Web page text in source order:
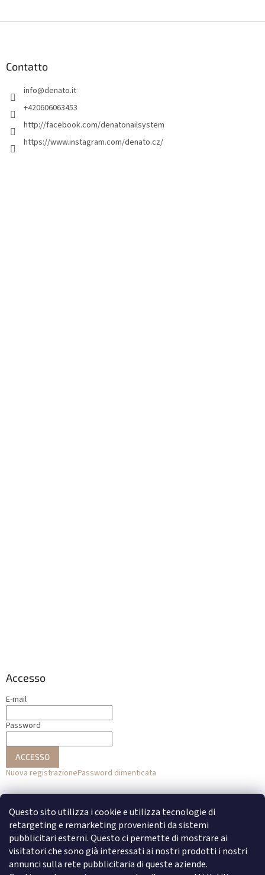
Questo sito utilizza i cookie e utilizza tecnologie di
retargeting e remarketing provenienti da sistemi
pubblicitari esterni. Questo ci permette di mostrare ai
visitatori che sono già interessati ai nostri prodotti i nostri
annunci sulla rete pubblicitaria di queste aziende.
Contatto
info@denato.it
+420606063453
http://facebook.com/denatonailsystem
https://www.instagram.com/denato.cz/
Accesso
E-mail
Password
ACCESSO
Nuova registrazionePassword dimenticata
o
Accesso con Facebook
Accesso con Google